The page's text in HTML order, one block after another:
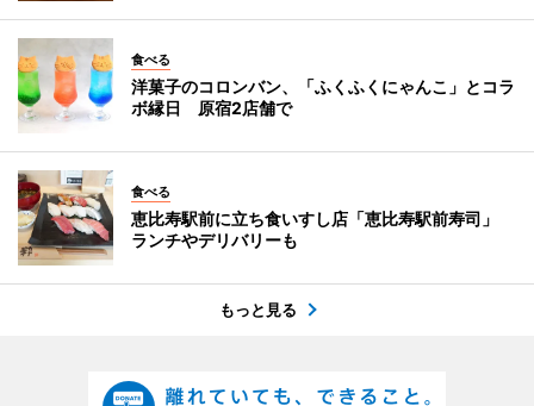
食べる
洋菓子のコロンバン、「ふくふくにゃんこ」とコラ
ボ縁日 原宿2店舗で
食べる
恵比寿駅前に立ち食いすし店「恵比寿駅前寿司」
ランチやデリバリーも
もっと見る